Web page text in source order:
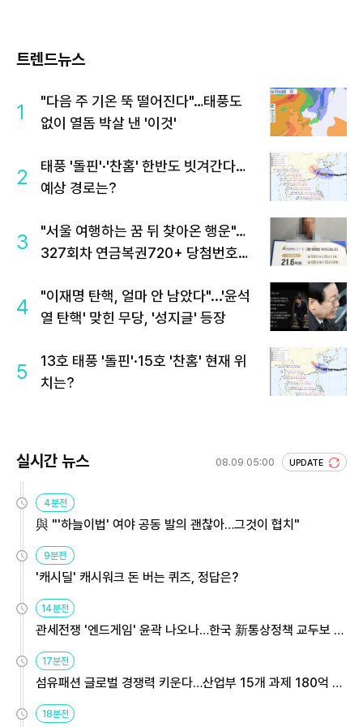
트렌드뉴스
1
"다음 주 기온 뚝 떨어진다"…태풍도
없이 열돔 박살 낸 '이것'
2
태풍 '돌핀'·'찬홈' 한반도 빗겨간다…
예상 경로는?
3
"서울 여행하는 꿈 뒤 찾아온 행운"…
327회차 연금복권720+ 당첨번호조
4
"이재명 탄핵, 얼마 안 남았다"...'윤석
열 탄핵' 맞힌 무당, '성지글' 등장
5
13호 태풍 '돌핀'·15호 '찬홈' 현재 위
치는?
실시간 뉴스 08.09 05:00 UPDATE
4분전
與 "'하늘이법' 여야 공동 발의 괜찮아…그것이 협치"
9분전
'캐시딜' 캐시워크 돈 버는 퀴즈, 정답은?
14분전
관세전쟁 '엔드게임' 윤곽 나오나…한국 新통상정책 교두보 활
용해야
17분전
섬유패션 글로벌 경쟁력 키운다…산업부 15개 과제 180억 지
원
18분전